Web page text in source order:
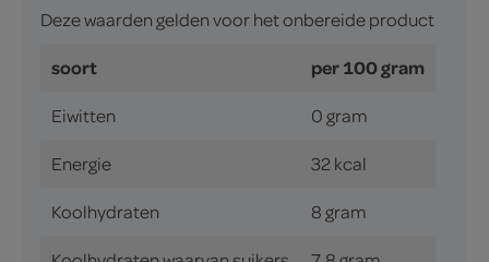
Deze waarden gelden voor het onbereide product
soort per 100 gram
Eiwitten 0 gram
Energie 32 kcal
Koolhydraten 8 gram